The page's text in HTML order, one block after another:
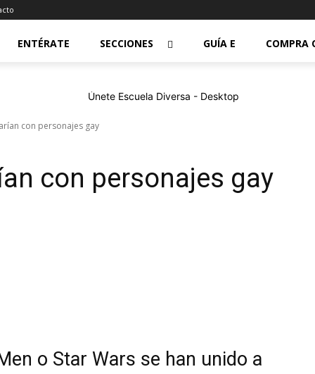
ENTÉRATE SECCIONES GUÍA E COMPRA
con personajes gay
con personajes gay
o Star Wars se han unido a